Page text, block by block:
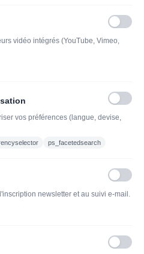
de vin, champagne,
vidéo intégrés (YouTube, Vimeo,
vos préférences (langue, devise,
ps_facetedsearch
newsletter et au suivi e-mail.